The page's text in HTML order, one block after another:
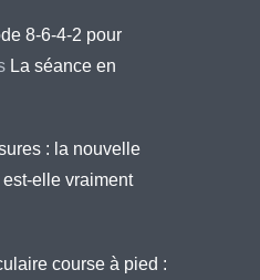
8-6-4-2 pour
La séance en
: la nouvelle
elle vraiment
course à pied :